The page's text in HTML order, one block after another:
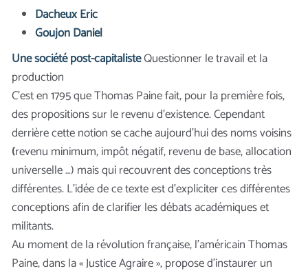
Dacheux Eric
Goujon Daniel
Une société post-capitalisteQuestionner le travail et la
production
C’est en 1795 que Thomas Paine fait, pour la première fois,
des propositions sur le revenu d’existence. Cependant
derrière cette notion se cache aujourd'hui des noms voisins
(revenu minimum, impôt négatif, revenu de base, allocation
universelle …) mais qui recouvrent des conceptions très
différentes. L’idée de ce texte est d’expliciter ces différentes
conceptions afin de clarifier les débats académiques et
militants.
Au moment de la révolution française, l’américain Thomas
Paine, dans la « Justice Agraire », propose d’instaurer un